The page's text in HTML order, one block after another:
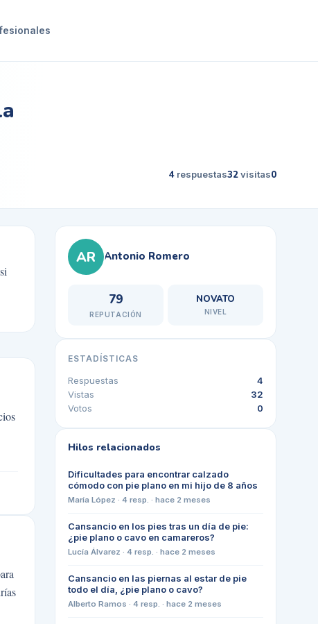
4 respuestas32visitas0
AR Antonio Romero
79
REPUTACIÓN
NOVATO
NIVEL
ESTADÍSTICAS
Respuestas
4
Vistas
32
Votos
0
Hilos relacionados
Dificultades para encontrar calzado
cómodo con pie plano en mi hijo de 8 años
María López · 4 resp. · hace 2 meses
Cansancio en los pies tras un día de pie:
¿pie plano o cavo en camareros?
Lucía Álvarez · 4 resp. · hace 2 meses
Cansancio en las piernas al estar de pie
todo el día, ¿pie plano o cavo?
Alberto Ramos · 4 resp. · hace 2 meses